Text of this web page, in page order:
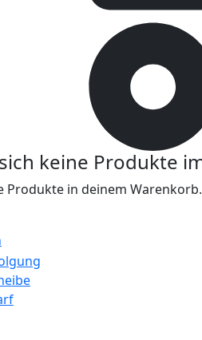
keine Produkte
Produkte in deinem